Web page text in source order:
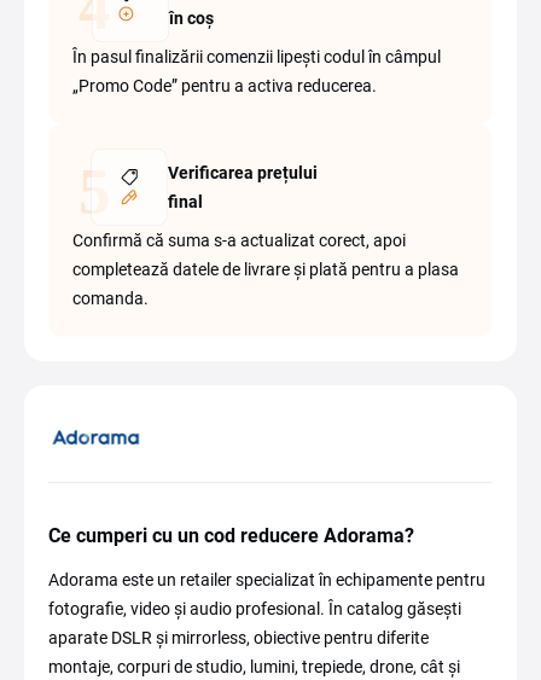
în coș
În pasul finalizării comenzii lipești codul în câmpul
„Promo Code” pentru a activa reducerea.
Verificarea prețului
final
Confirmă că suma s-a actualizat corect, apoi
completează datele de livrare și plată pentru a plasa
comanda.
Ce cumperi cu un cod reducere Adorama?
Adorama este un retailer specializat în echipamente pentru
fotografie, video și audio profesional. În catalog găsești
aparate DSLR și mirrorless, obiective pentru diferite
montaje, corpuri de studio, lumini, trepiede, drone, cât și